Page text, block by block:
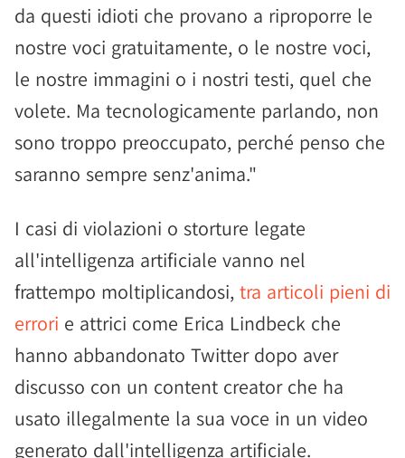
da questi idioti che provano a riproporre le
nostre voci gratuitamente, o le nostre voci,
le nostre immagini o i nostri testi, quel che
volete. Ma tecnologicamente parlando, non
sono troppo preoccupato, perché penso che
saranno sempre senz'anima."
I casi di violazioni o storture legate
all'intelligenza artificiale vanno nel
frattempo moltiplicandosi, tra articoli pieni di
errori e attrici come Erica Lindbeck che
hanno abbandonato Twitter dopo aver
discusso con un content creator che ha
usato illegalmente la sua voce in un video
generato dall'intelligenza artificiale.